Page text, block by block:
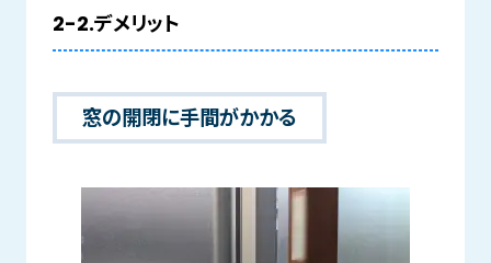
2-2.デメリット
窓の開閉に手間がかかる